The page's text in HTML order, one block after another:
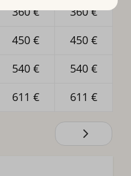
360 € 360 €
450 € 450 €
540 € 540 €
611 € 611 €